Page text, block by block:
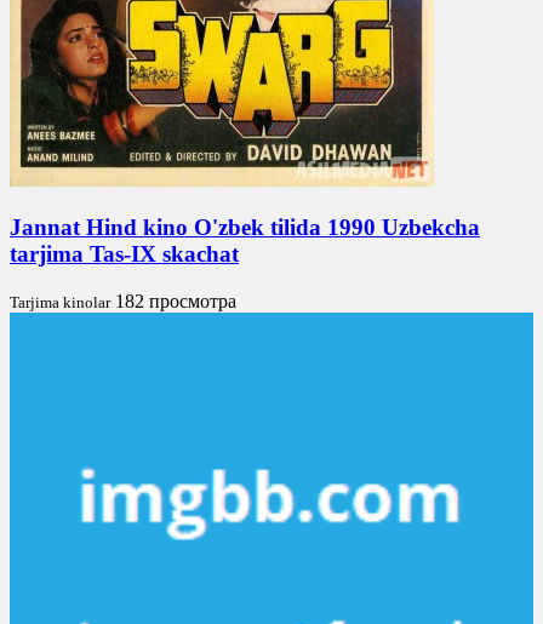
Jannat Hind kino O'zbek tilida 1990 Uzbekcha
tarjima Tas-IX skachat
Tarjima kinolar 182 просмотра